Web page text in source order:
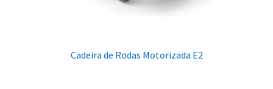
Cadeira de Rodas Motorizada E2